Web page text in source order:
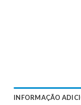
INFORMAÇÃO